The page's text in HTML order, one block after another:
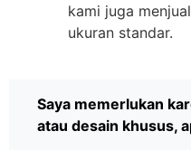
kami juga
ukuran standar.
Saya memerlukan
atau desain khusus,